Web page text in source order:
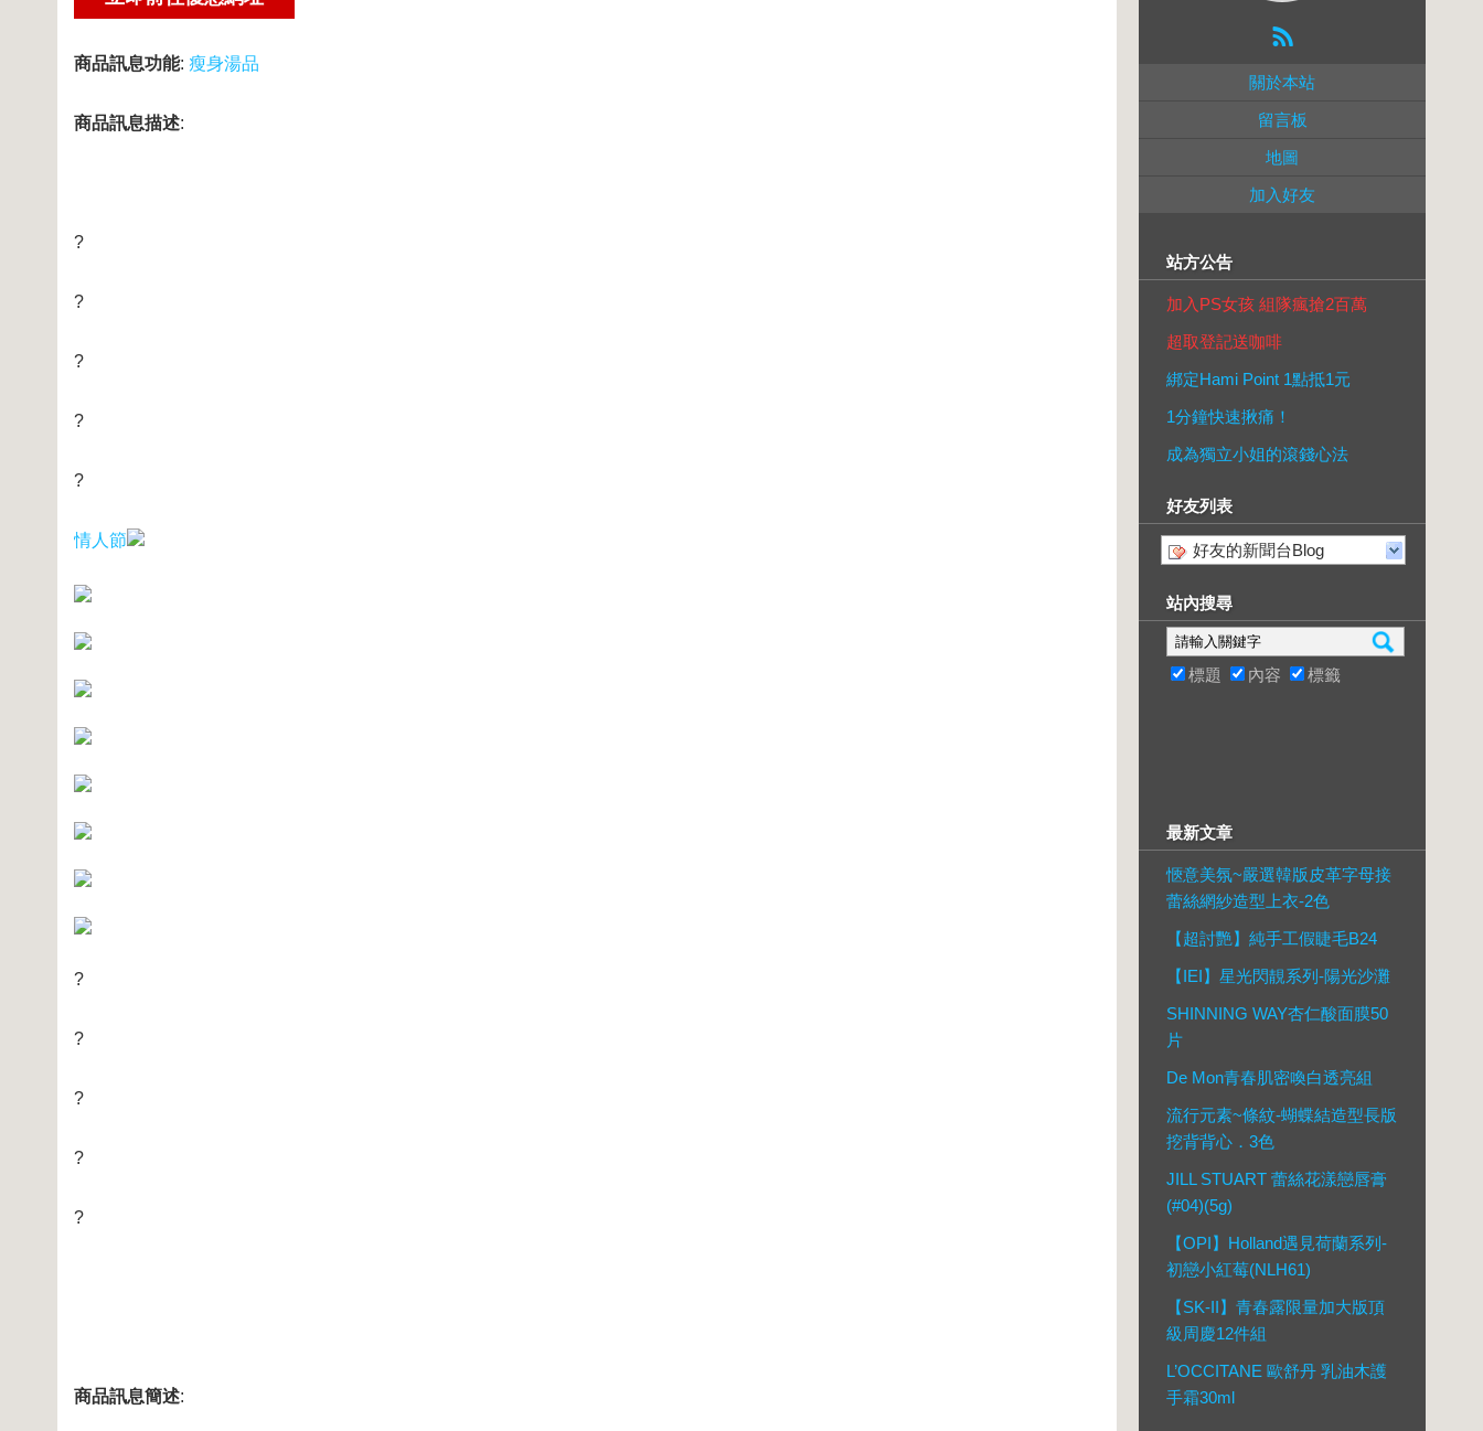
商品訊息功能: 瘦身湯品
商品訊息描述:
?
?
?
?
?
情人節
?
?
?
?
?
商品訊息簡述:
關於本站
留言板
地圖
加入好友
站方公告
加入PS女孩 組隊瘋搶2百萬
超取登記送咖啡
綁定Hami Point 1點抵1元
1分鐘快速揪痛！
成為獨立小姐的滾錢心法
好友列表
好友的新聞台Blog
站內搜尋
標題 內容 標籤
最新文章
愜意美氛~嚴選韓版皮革字母接
蕾絲網紗造型上衣-2色
【超討艷】純手工假睫毛B24
【IEI】星光閃靚系列-陽光沙灘
SHINNING WAY杏仁酸面膜50
片
De Mon青春肌密喚白透亮組
流行元素~條紋-蝴蝶結造型長版
挖背背心．3色
JILL STUART 蕾絲花漾戀唇膏
(#04)(5g)
【OPI】Holland遇見荷蘭系列-
初戀小紅莓(NLH61)
【SK-II】青春露限量加大版頂
級周慶12件組
L’OCCITANE 歐舒丹 乳油木護
手霜30ml